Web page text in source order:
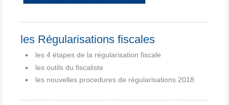
les Régularisations fiscales
les 4 étapes de la régularisation fiscale
les outils du fiscaliste
les nouvelles procedures de régularisations 2018